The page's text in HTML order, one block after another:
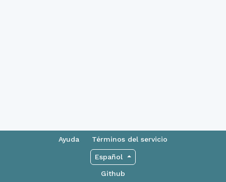
Ayuda Términos del servicio
Español
Github